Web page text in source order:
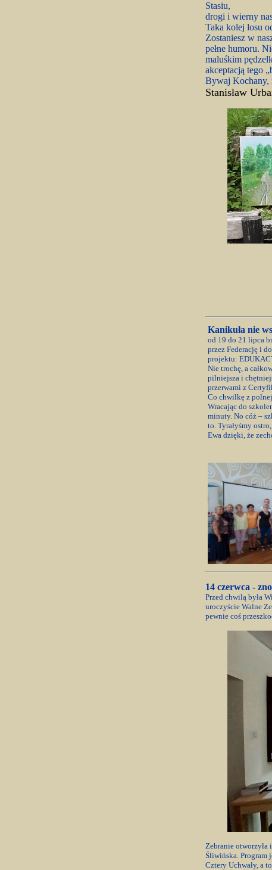
Stasiu,
drogi i wierny
Taka kolej losu
Zostaniesz w
pełne humoru.
maluśkim
akceptacją tego
Bywaj Kochany,
Stanisław
Kanikuła nie
od 19 do 21 lipca
przez Federację i
projektu:
Nie trochę, a
pilniejsza i
przerwami z
Co chwilkę z
Wracając do
minuty. No cóż –
to. Tyrałyśmy
Ewa dzięki, że
14 czerwca -
Przed chwilą była
uroczyście Walne
pewnie coś
Zebranie otworzyła
Śliwińska. Program
Cztery Uchwały, a